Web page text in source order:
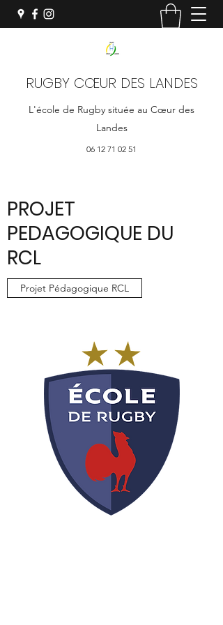
RUGBY CŒUR DES LANDES
L'école de Rugby située au Cœur des
Landes
06 12 71 02 51
PROJET
PEDAGOGIQUE DU
RCL
Projet Pédagogique RCL